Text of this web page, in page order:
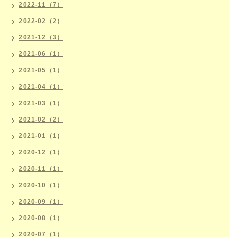
2022-11（7）
2022-02（2）
2021-12（3）
2021-06（1）
2021-05（1）
2021-04（1）
2021-03（1）
2021-02（2）
2021-01（1）
2020-12（1）
2020-11（1）
2020-10（1）
2020-09（1）
2020-08（1）
2020-07（1）